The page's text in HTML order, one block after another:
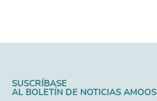
SUSCRÍBASE
AL BOLETÍN DE NOTICIAS AMOOS